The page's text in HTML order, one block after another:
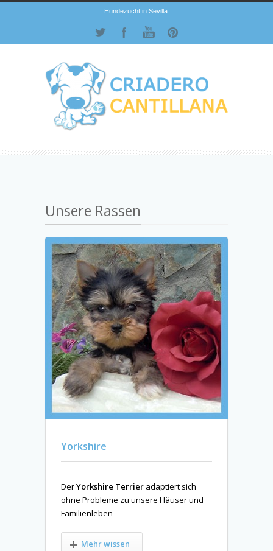
Hundezucht in Sevilla.
Unsere Rassen
Yorkshire
DerYorkshire Terrier adaptiert sich
ohne Probleme zu unsere Häuser und
Familienleben
Mehr wissen